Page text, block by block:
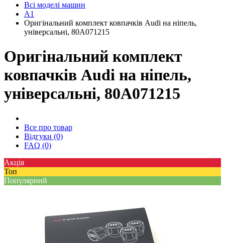
Всі моделі машин
A1
Оригінальний комплект ковпачків Audi на ніпель,
універсальні, 80A071215
Оригінальний комплект
ковпачків Audi на ніпель,
універсальні, 80A071215
Все про товар
Відгуки (0)
FAQ (0)
Акція
Топ
Популярний